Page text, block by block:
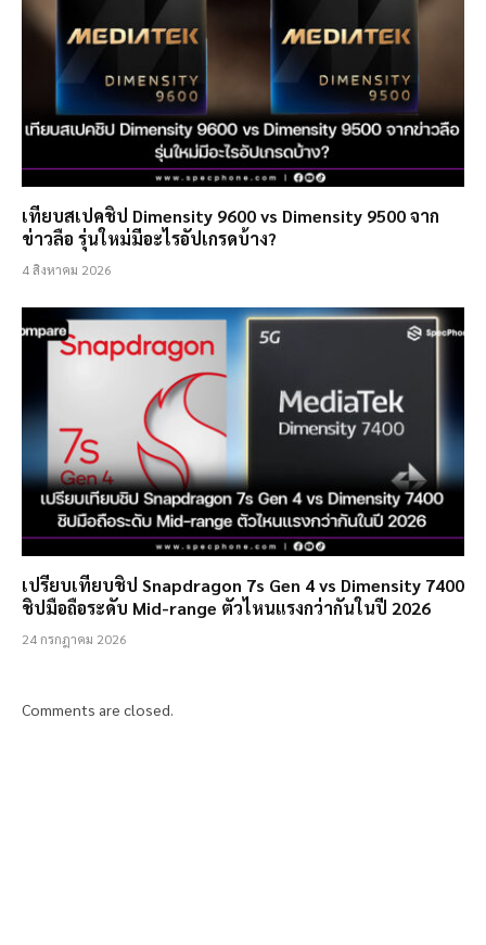
เทียบสเปคชิป Dimensity 9600 vs Dimensity 9500 จาก
ข่าวลือ รุ่นใหม่มีอะไรอัปเกรดบ้าง?
4 สิงหาคม 2026
เปรียบเทียบชิป Snapdragon 7s Gen 4 vs Dimensity 7400
ชิปมือถือระดับ Mid-range ตัวไหนแรงกว่ากันในปี 2026
24 กรกฎาคม 2026
Comments are closed.